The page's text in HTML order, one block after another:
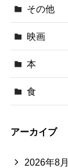
その他
映画
本
食
アーカイブ
2026年8月